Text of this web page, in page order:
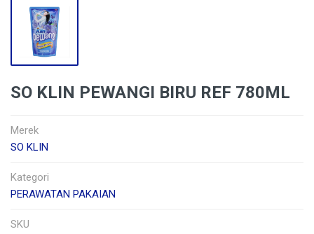
SO KLIN PEWANGI BIRU REF 780ML
Merek
SO KLIN
Kategori
PERAWATAN PAKAIAN
SKU